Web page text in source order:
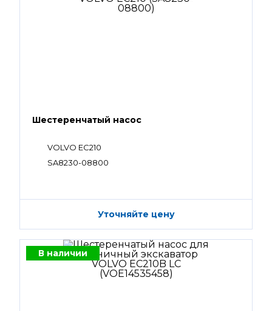
Шестеренчатый насос
VOLVO EC210
SA8230-08800
Уточняйте цену
В наличии